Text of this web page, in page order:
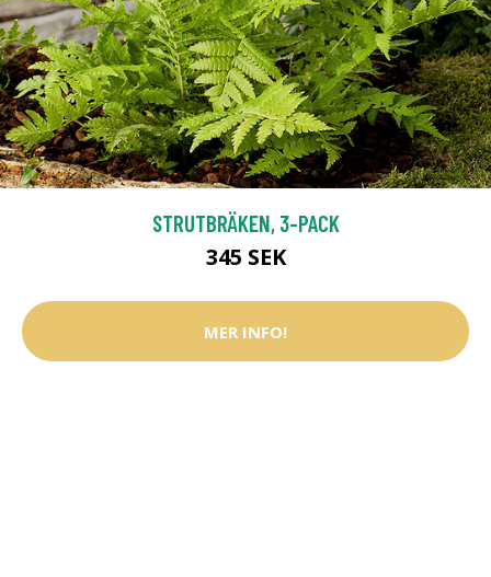
STRUTBRÄKEN, 3-PACK
345 SEK
MER INFO!